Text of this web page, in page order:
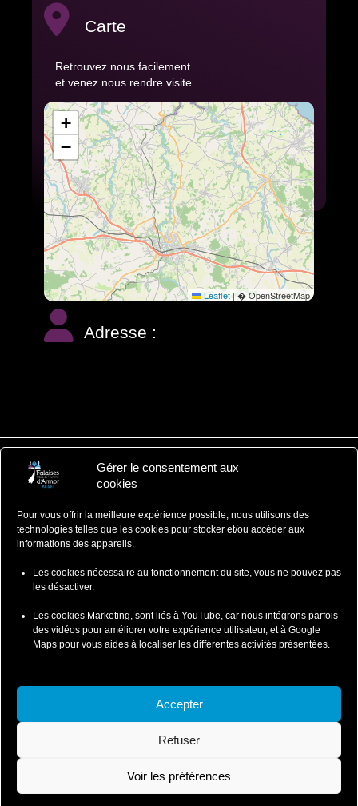
Gérer le consentement aux
cookies
Pour vous offrir la meilleure expérience possible, nous utilisons des
technologies telles que les cookies pour stocker et/ou accéder aux
informations des appareils.
Les cookies nécessaire au fonctionnement du site, vous ne pouvez pas
les désactiver.
Les cookies Marketing, sont liés à YouTube, car nous intégrons parfois
des vidéos pour améliorer votre expérience utilisateur, et à Google
Maps pour vous aides à localiser les différentes activités présentées.
Accepter
Refuser
Voir les préférences
Carte
Retrouvez nous facilement
et venez nous rendre visite
+
−
Leaflet | � OpenStreetMap
Adresse :
Falaises d'Armor
ZA du Ponlo, 22290 LANVOLLON
Côtes d'Armor - Bretagne
: 02 96 70 12 47
contact@falaisesdarmor.bzh
Conditions Particulières de Vente-Coasteering